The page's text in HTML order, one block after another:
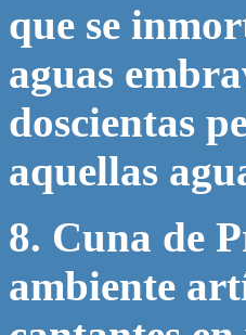
que se
aguas
doscientas
aquellas
8. Cuna de
ambiente